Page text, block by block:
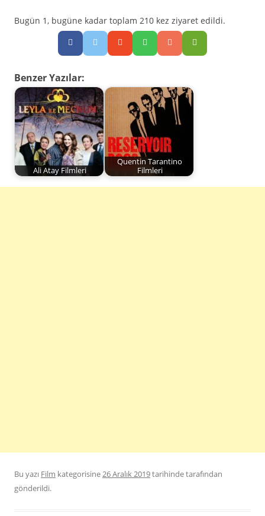
Bugün 1, bugüne kadar toplam 210 kez ziyaret edildi.
Benzer Yazılar:
Ali Atay Filmleri
Quentin Tarantino
Filmleri
Bu yazı Film kategorisine26 Aralık 2019tarihindetarafından
gönderildi.